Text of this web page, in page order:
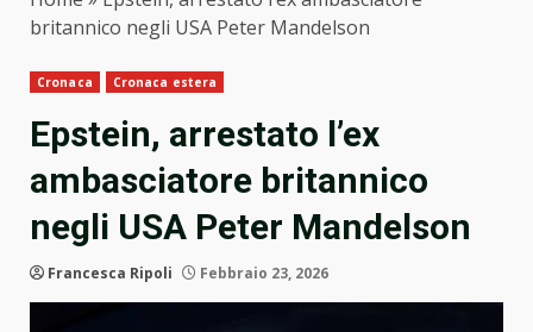
britannico negli USA Peter Mandelson
Cronaca Cronaca estera
Epstein, arrestato l’ex
ambasciatore britannico
negli USA Peter Mandelson
Francesca Ripoli Febbraio 23, 2026